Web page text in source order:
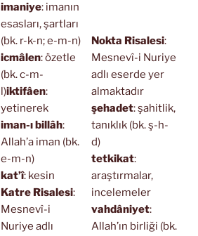
imaniye: imanın
esasları, şartları
(bk. r-k-n; e-m-n)
icmâlen: özetle
(bk. c-m-
l)iktifâen:
yetinerek
iman-ı billâh:
Allah’a iman (bk.
e-m-n)
kat’î: kesin
Katre Risalesi:
Mesnevî-i
Nuriye adlı
Nokta Risalesi:
Mesnevî-i Nuriye
adlı eserde yer
almaktadır
şehadet: şahitlik,
tanıklık (bk. ş-h-
d)
tetkikat:
araştırmalar,
incelemeler
vahdâniyet:
Allah’ın birliği (bk.